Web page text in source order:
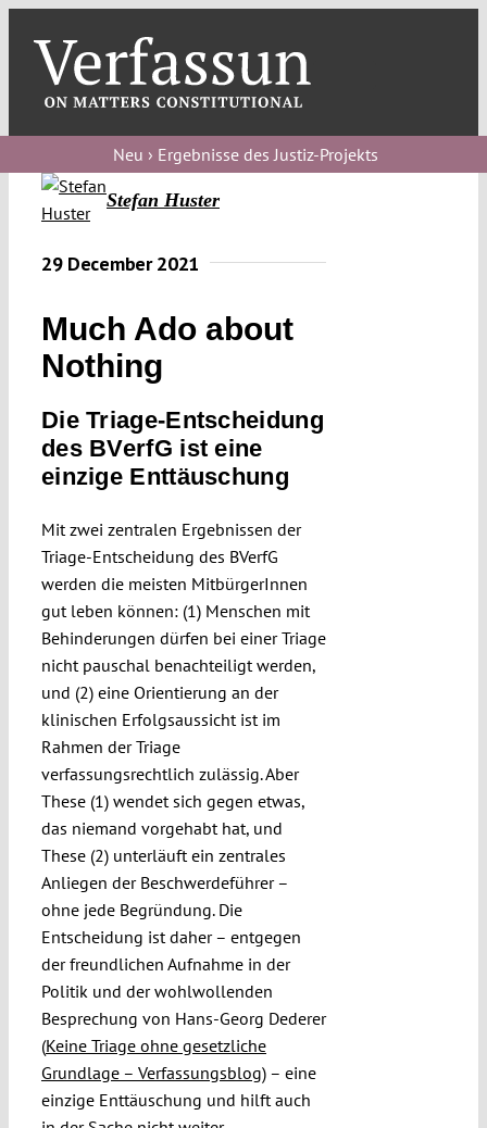
content
blog
Verfassungs
Verfassungs
Verfassungs
editorial
About
Funding
Projects
Neu › Ergebnisse des Justiz-Projekts
Stefan Huster
29 December 2021
Much Ado about
Nothing
Die Triage-Entscheidung
des BVerfG ist eine
einzige Enttäuschung
Mit zwei zentralen Ergebnissen der
Triage-Entscheidung des BVerfG
werden die meisten MitbürgerInnen
gut leben können: (1) Menschen mit
Behinderungen dürfen bei einer Triage
nicht pauschal benachteiligt werden,
und (2) eine Orientierung an der
klinischen Erfolgsaussicht ist im
Rahmen der Triage
verfassungsrechtlich zulässig. Aber
These (1) wendet sich gegen etwas,
das niemand vorgehabt hat, und
These (2) unterläuft ein zentrales
Anliegen der Beschwerdeführer –
ohne jede Begründung. Die
Entscheidung ist daher – entgegen
der freundlichen Aufnahme in der
Politik und der wohlwollenden
Besprechung von Hans-Georg Dederer
(Keine Triage ohne gesetzliche
Grundlage – Verfassungsblog) – eine
einzige Enttäuschung und hilft auch